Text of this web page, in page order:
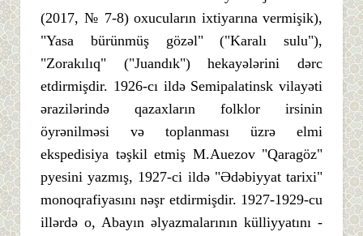
(2017, № 7-8) oxucuların ixtiyarına vermişik),
"Yasa bürünmüş gözəl" ("Karalı sulu"),
"Zorakılıq" ("Juandık") hekayələrini dərc
etdirmişdir. 1926-cı ildə Semipalatinsk vilayəti
ərazilərində qazaxların folklor irsinin
öyrənilməsi və toplanması üzrə elmi
ekspedisiya təşkil etmiş M.Auezov "Qaragöz"
pyesini yazmış, 1927-ci ildə "Ədəbiyyat tarixi"
monoqrafiyasını nəşr etdirmişdir. 1927-1929-cu
illərdə o, Abayın əlyazmalarının külliyyatını -